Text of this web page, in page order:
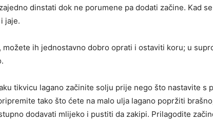
dinstati dok ne porumene pa dodati začine. Kad
jaje.
možete ih jednostavno dobro oprati i ostaviti koru; u
tikvicu lagano začinite solju prije nego što nastavite s
tako što ćete na malo ulja lagano popržiti
dodavati mlijeko i pustiti da zakipi. Prilagodite